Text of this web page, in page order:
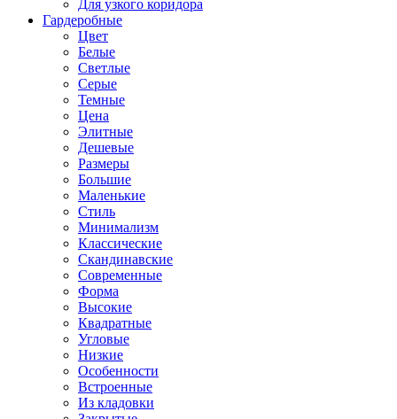
Для узкого коридора
Гардеробные
Цвет
Белые
Светлые
Серые
Темные
Цена
Элитные
Дешевые
Размеры
Большие
Маленькие
Стиль
Минимализм
Классические
Скандинавские
Современные
Форма
Высокие
Квадратные
Угловые
Низкие
Особенности
Встроенные
Из кладовки